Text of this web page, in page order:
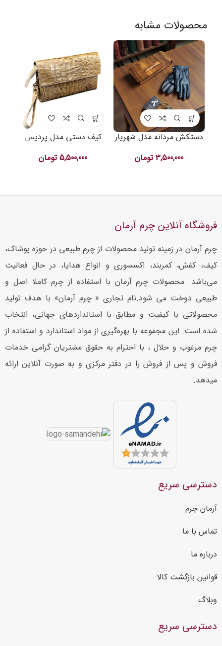
محصولات مشابه
دستکش مردانه مدل شهریار
3,500,000 تومان
کیف دستی مدل پردیس
5,500,000 تومان
فروشگاه آنلاین چرم آرمان
چرم آرمان در زمینه تولید محصولات از چرم طبیعی در حوزه پوشاک،
کیف، کفش، کمربند، اکسسوری و انواع هدایا، در حال فعالیت
می‌باشد. محصولات چرم آرمان با استفاده از چرم کاملا اصل و
طبیعی دوخت می شود.نام تجاری « چرم آرمان» با هدف تولید
محصولاتی با کیفیت و مطابق با استانداردهای جهانی، انتخاب
شده است. این مجموعه با بهره‌گیری از مواد استاندارد و استفاده از
چرم مرغوب و حلال ، با احترام به حقوق مشتریان گرامی خدمات
فروش و پس از فروش را در دفتر مرکزی و به صورت آنلاین ارائه
میدهد.
دسترسی سریع
آرمان چرم
تماس با ما
درباره ما
قوانین بازگشت کالا
وبلاگ
دسترسی سریع